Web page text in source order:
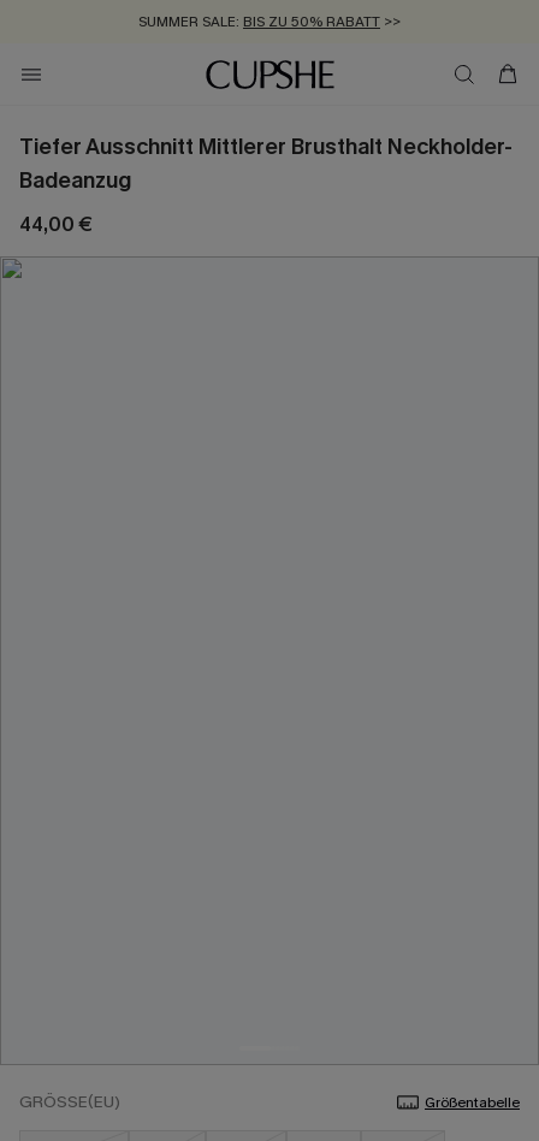
SUMMER SALE: BIS ZU 50% RABATT >>
ZUM NEWSLETTER:BIS ZU -20% EXTRA ERHALTEN
KOSTENLOSER VERSAND AB 89 €
Tiefer Ausschnitt Mittlerer Brusthalt Neckholder-
Badeanzug
44,00 €
GRÖSSE(EU) Größentabelle